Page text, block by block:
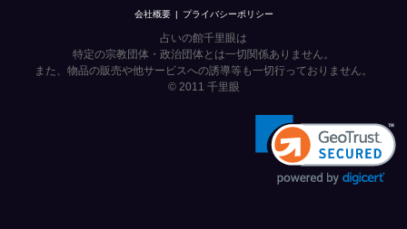
会社概要 プライバシーポリシー
占いの館千里眼は
特定の宗教団体・政治団体とは一切関係ありません。
また、物品の販売や他サービスへの誘導等も一切行っておりません。
© 2011 千里眼